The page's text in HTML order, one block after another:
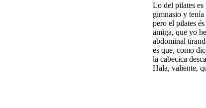
Lo del pilates es
gimnasio y
pero el pilates
amiga, que yo
abdominal
es que, como
la cabecica
Hala, valiente,